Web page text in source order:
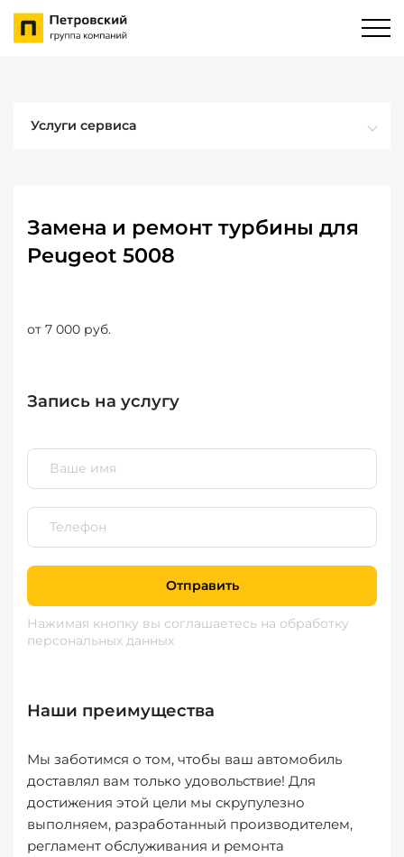
Услуги сервиса
Замена и ремонт турбины для
Peugeot 5008
от 7 000 руб.
Запись на услугу
Отправить
Нажимая кнопку вы соглашаетесь на обработку
персональных данных
Наши преимущества
Мы заботимся о том, чтобы ваш автомобиль
доставлял вам только удовольствие! Для
достижения этой цели мы скрупулезно
выполняем, разработанный производителем,
регламент обслуживания и ремонта